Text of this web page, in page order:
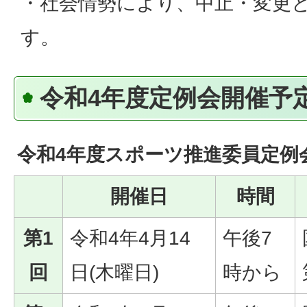
す。
令和4年度定例会開催予
令和4年度スポーツ推進委員定
開催日
時間
第1
回
令和4年4月14
日(木曜日)
午後7
時から